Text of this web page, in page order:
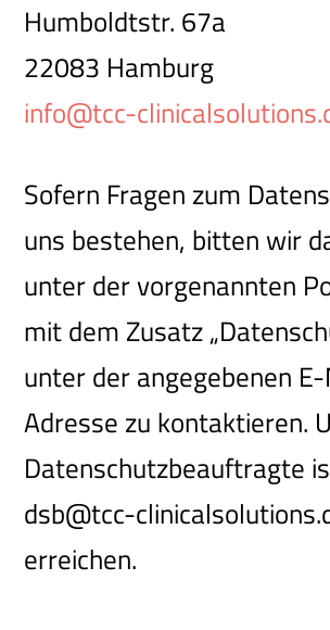
Humboldtstr. 67a
22083 Hamburg
info@tcc-
Sofern Fragen zum
uns bestehen, bitten wir
unter der vorgenannten
mit dem Zusatz
unter der angegebenen
Adresse zu kontaktieren.
Datenschutzbeauftragte
dsb@tcc-
erreichen.